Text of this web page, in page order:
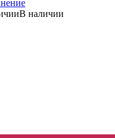
В наличии